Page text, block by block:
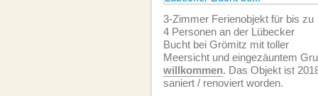
3-Zimmer Ferienobjekt für bis zu
4 Personen an der Lübecker
Bucht bei Grömitz mit toller
Meersicht und eingezäuntem
willkommen. Das Objekt ist
saniert / renoviert worden.